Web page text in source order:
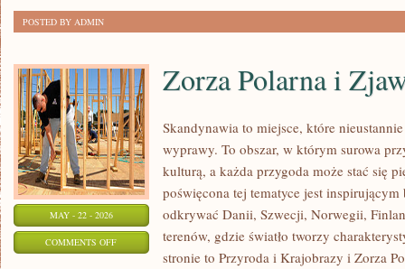
POSTED BY ADMIN
MAY - 22 - 2026
COMMENTS OFFON
Zorza Polarna i
Skandynawia to miejsce, które
wyprawy. To obszar, w którym surowa
kulturą, a każda przygoda może stać się
poświęcona tej tematyce jest
odkrywać Danii, Szwecji, Norwegii,
terenów, gdzie światło tworzy
stronie to Przyroda i Krajobrazy i Zorza